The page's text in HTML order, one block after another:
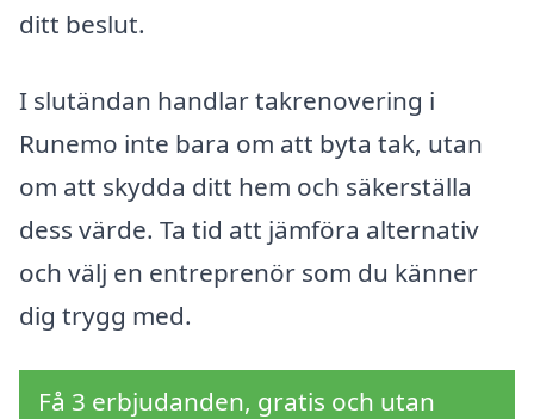
ditt beslut.
I slutändan handlar takrenovering i
Runemo inte bara om att byta tak, utan
om att skydda ditt hem och säkerställa
dess värde. Ta tid att jämföra alternativ
och välj en entreprenör som du känner
dig trygg med.
Få 3 erbjudanden, gratis och utan